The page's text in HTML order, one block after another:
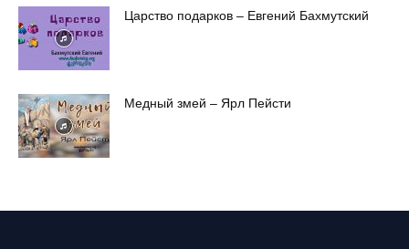
Царство подарков – Евгений Бахмутский
Медный змей – Ярл Пейсти